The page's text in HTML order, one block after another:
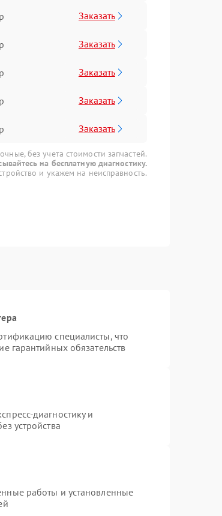
Заказать
Заказать
Заказать
Заказать
Заказать
без учета стоимости запчастей.
на бесплатную диагностику.
и укажем на неисправность.
специалисты, что
гарантийных обязательств
диагностику и
устройства
работы и установленные